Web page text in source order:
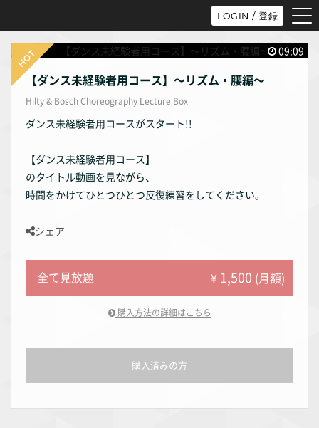
LOGIN / 登録
09:09
【ダンス未経験者用コース】〜リズム・腰編〜
Hilty & Bosch Choreography Lecture Box
ダンス未経験者用コースがスタート!!
【ダンス未経験者用コース】
のタイトル動画を見ながら、
時間をかけてひとつひとつ反復練習をしてください。
シェア
全て見放題 ¥ 1,500 (月額)
購入方法の詳細はこちら
購入済みの方